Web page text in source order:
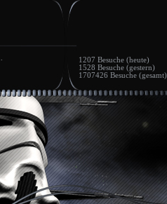
1207 Besuche (heute)
1528 Besuche (gestern)
1707426 Besuche (gesamt)